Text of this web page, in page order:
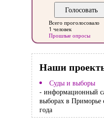
Всего проголосовало
1 человек
Прошлые опросы
Наши
Суды и выборы
- информационный
выборах в Приморье
года